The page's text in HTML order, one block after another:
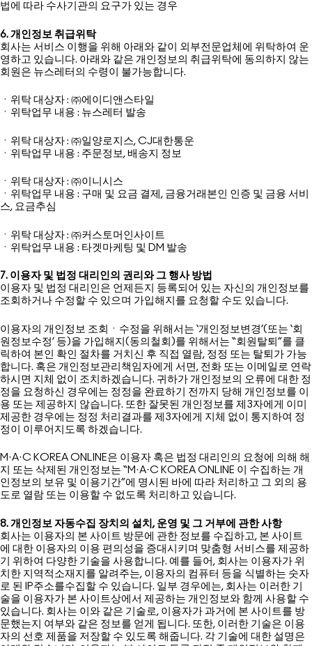
법에 따라 수사기관의 요구가 있는 경우
6. 개인정보 취급위탁
회사는 서비스 이행을 위해 아래와 같이 외부전문업체에 위탁하여 운
영하고 있습니다. 아래와 같은 개인정보의 취급위탁에 동의하지 않는
회원은 뉴스레터의 수령이 불가능합니다.
ㆍ위탁 대상자 : ㈜에이디앤스타일
ㆍ위탁업무 내용 : 뉴스레터 발송
ㆍ위탁 대상자 : ㈜일양로지스, CJ대한통운
ㆍ위탁업무 내용 : 주문정보, 배송지 정보
ㆍ위탁 대상자 : ㈜이니시스
ㆍ위탁업무 내용 : 구매 및 요금 결제, 금융거래본인 인증 및 금융 서비
스, 요금추심
ㆍ위탁 대상자 : ㈜커스토머인사이트
ㆍ위탁업무 내용 : 타겟마케팅 및 DM 발송
7. 이용자 및 법정 대리인의 권리와 그 행사 방법
이용자 및 법정 대리인은 언제든지 등록되어 있는 자신의 개인정보를
조회하거나 수정할 수 있으며 가입해지를 요청할 수도 있습니다.
이용자의 개인정보 조회ㆍ수정을 위해서는 ‘개인정보변경’(또는 ‘회
원정보수정’ 등)을 가입해지(동의철회)를 위해서는 “회원탈퇴”를 클
릭하여 본인 확인 절차를 거치신 후 직접 열람, 정정 또는 탈퇴가 가능
합니다. 혹은 개인정보관리책임자에게 서면, 전화 또는 이메일로 연락
하시면 지체 없이 조치하겠습니다. 귀하가 개인정보의 오류에 대한 정
정을 요청하신 경우에는 정정을 완료하기 전까지 당해 개인정보를 이
용 또는 제공하지 않습니다. 또한 잘못된 개인정보를 제3자에게 이미
제공한 경우에는 정정 처리결과를 제3자에게 지체 없이 통지하여 정
정이 이루어지도록 하겠습니다.
M·A·C KOREA ONLINE은 이용자 혹은 법정 대리인의 요청에 의해 해
지 또는 삭제된 개인정보는 “M·A·C KOREA ONLINE 이 수집하는 개
인정보의 보유 및 이용기간”에 명시된 바에 따라 처리하고 그 외의 용
도로 열람 또는 이용할 수 없도록 처리하고 있습니다.
8. 개인정보 자동수집 장치의 설치, 운영 및 그 거부에 관한 사항
회사는 이용자의 본 사이트 방문에 관한 정보를 수집하고, 본 사이트
에 대한 이용자의 이용 편의성을 증대시키며 맞춤형 서비스를 제공하
기 위하여 다양한 기술을 사용합니다. 예를 들어, 회사는 이용자가 위
치한 지역적소재지를 알려주는, 이용자의 컴퓨터 등을 식별하는 숫자
로 된 IP주소를수집할 수 있습니다. 일부 경우에는, 회사는 이러한 기
술을 이용자가 본 사이트상에서 제공하는 개인정보와 함께 사용할 수
있습니다. 회사는 이와 같은 기술로, 이용자가 과거에 본 사이트를 방
문했는지 여부와 같은 정보를 얻게 됩니다. 또한, 이러한 기술은 이용
자의 선호 제품을 저장할 수 있도록 해줍니다. 각 기술에 대한 설명은